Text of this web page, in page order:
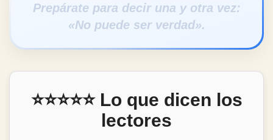
Prepárate para decir una y otra vez:
«No puede ser verdad».
⭐⭐⭐⭐⭐ Lo que dicen los
lectores